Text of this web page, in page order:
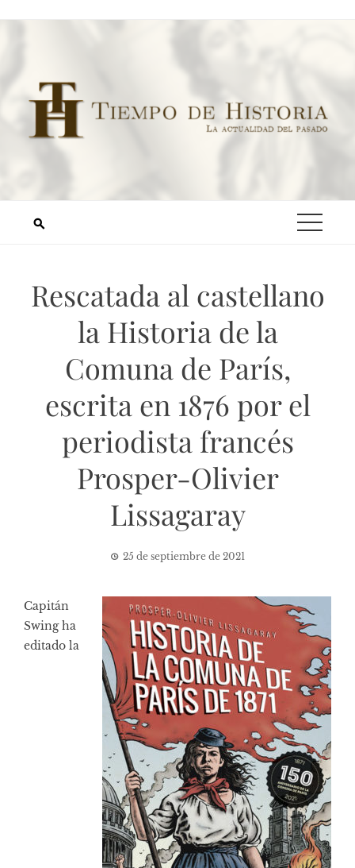
Rescatada al castellano
la Historia de la
Comuna de París,
escrita en 1876 por el
periodista francés
Prosper-Olivier
Lissagaray
25 de septiembre de 2021
Capitán
Swing ha
editado la